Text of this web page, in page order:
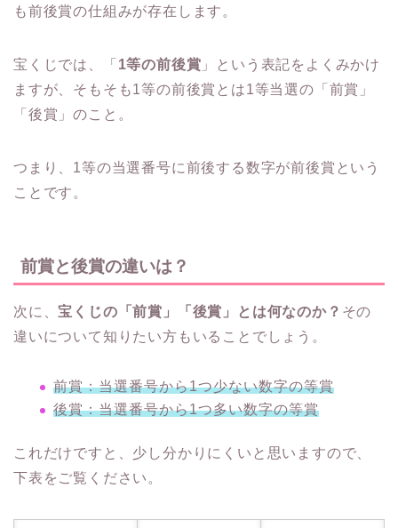
も前後賞の仕組みが存在します。
宝くじでは、「 1等の前後賞 」という表記をよくみかけ
ますが、そもそも1等の前後賞とは1等当選の「前賞」
「後賞」のこと。
つまり、1等の当選番号に前後する数字が前後賞という
ことです。
前賞と後賞の違いは？
次に、宝くじの「前賞」「後賞」とは何なのか？ その
違いについて知りたい方もいることでしょう。
前賞：当選番号から1つ少ない数字の等賞
後賞：当選番号から1つ多い数字の等賞
これだけですと、少し分かりにくいと思いますので、
下表をご覧ください。